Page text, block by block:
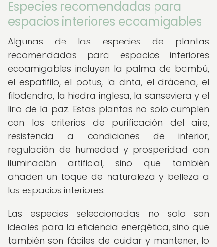
Especies recomendadas para
espacios interiores ecoamigables
Algunas de las especies de plantas
recomendadas para espacios interiores
ecoamigables incluyen la palma de bambú,
el espatifilo, el potus, la cinta, el drácena, el
filodendro, la hiedra inglesa, la sanseviera y el
lirio de la paz. Estas plantas no solo cumplen
con los criterios de purificación del aire,
resistencia a condiciones de interior,
regulación de humedad y prosperidad con
iluminación artificial, sino que también
añaden un toque de naturaleza y belleza a
los espacios interiores.
Las especies seleccionadas no solo son
ideales para la eficiencia energética, sino que
también son fáciles de cuidar y mantener, lo